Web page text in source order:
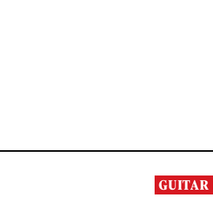
GUITAR